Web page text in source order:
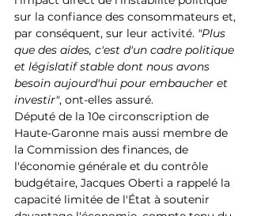
sur la confiance des consommateurs et,
par conséquent, sur leur activité. "Plus
que des aides, c'est d'un cadre politique
et législatif stable dont nous avons
besoin aujourd'hui pour embaucher et
investir", ont-elles assuré.
Député de la 10e circonscription de
Haute-Garonne mais aussi membre de
la Commission des finances, de
l'économie générale et du contrôle
budgétaire, Jacques Oberti a rappelé la
capacité limitée de l'État à soutenir